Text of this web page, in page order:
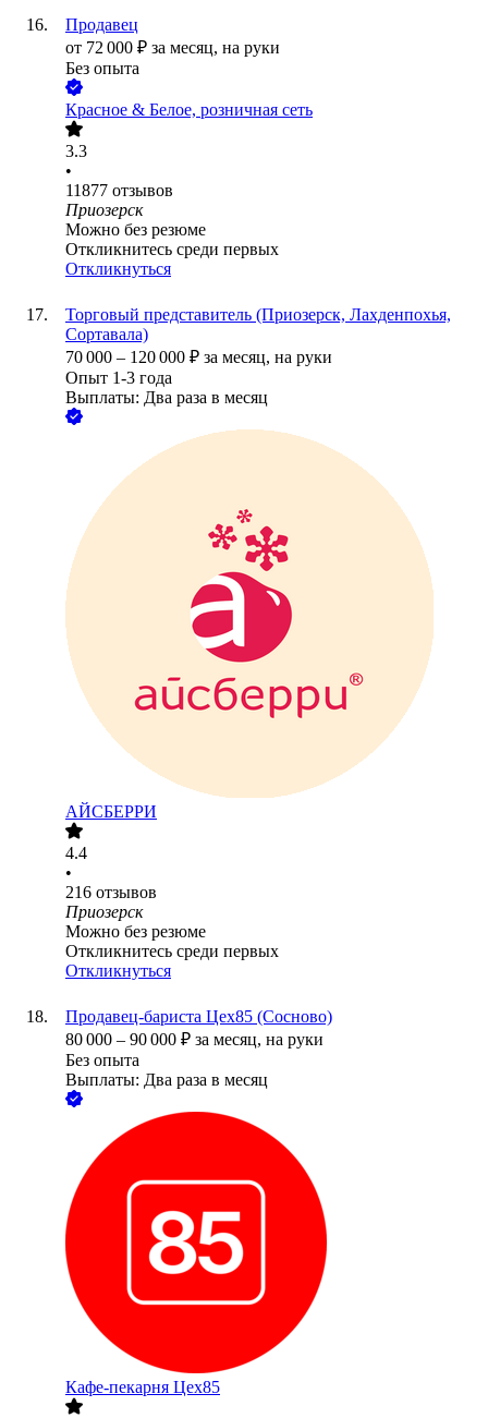
Продавец
от 72 000 ₽ за месяц, на руки
Без опыта
Красное & Белое, розничная сеть
3.3
•
11877 отзывов
Приозерск
Можно без резюме
Откликнитесь среди первых
Откликнуться
Торговый представитель (Приозерск, Лахденпохья,
Сортавала)
70 000 – 120 000 ₽ за месяц, на руки
Опыт 1-3 года
Выплаты: Два раза в месяц
АЙСБЕРРИ
4.4
•
216 отзывов
Приозерск
Можно без резюме
Откликнитесь среди первых
Откликнуться
Продавец-бариста Цех85 (Сосново)
80 000 – 90 000 ₽ за месяц, на руки
Без опыта
Выплаты: Два раза в месяц
Кафе-пекарня Цех85